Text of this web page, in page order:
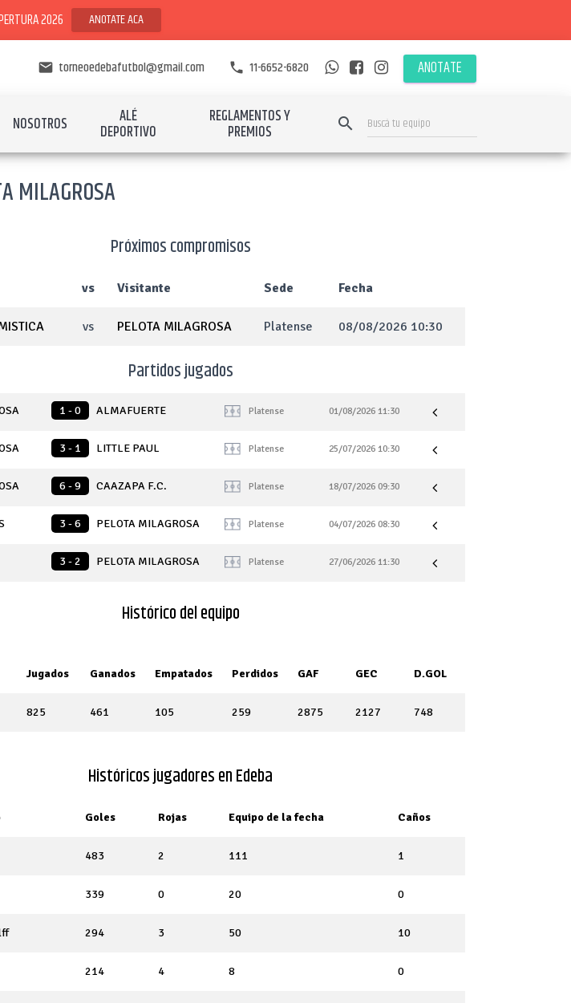
2026 ANOTATE ACA
email torneoedebafutbol@gmail.com phone 11-6652-6820 ANOTATE
NOSOTROS ALÉ
DEPORTIVO
REGLAMENTOS Y
PREMIOS search
MILAGROSA
2023
CLAUSURA 2024
Próximos compromisos
vs Visitante Sede Fecha
vs PELOTA MILAGROSA Platense 08/08/2026 10:30
Partidos jugados
1 - 0 ALMAFUERTE Platense 01/08/2026 11:30
3 - 1 LITTLE PAUL Platense 25/07/2026 10:30
6 - 9 CAAZAPA F.C. Platense 18/07/2026 09:30
3 - 6 PELOTA MILAGROSA Platense 04/07/2026 08:30
3 - 2 PELOTA MILAGROSA Platense 27/06/2026 11:30
Histórico del equipo
Jugados Ganados Empatados Perdidos GAF GEC D.GOL
825 461 105 259 2875 2127 748
Históricos jugadores en Edeba
Goles Rojas Equipo de la fecha Caños
483 2 111 1
339 0 20 0
294 3 50 10
214 4 8 0